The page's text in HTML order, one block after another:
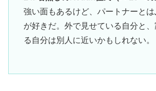
強い面もあるけど、パートナーと
が好きだ。外で見せている自分と
る自分は別人に近いかもしれない。